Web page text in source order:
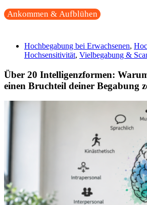
Ankommen & Aufblühen
Hochbegabung bei Erwachsenen,
Hochsensitivität, Vielbegabung &
Über 20 Intelligenzformen:
einen Bruchteil deiner Begabung